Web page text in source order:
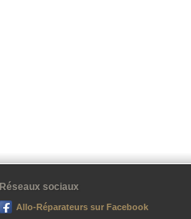
Réseaux sociaux
Allo-Réparateurs sur Facebook